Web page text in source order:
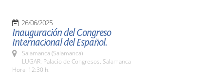
26/06/2025
Inauguración del Congreso
Internacional del Español.
Salamanca (Salamanca)
LUGAR: Palacio de Congresos. Salamanca
Hora: 12:30 h.